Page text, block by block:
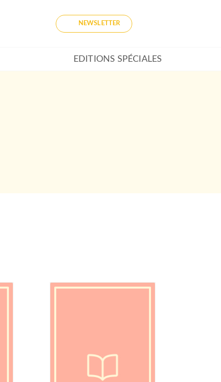
NEWSLETTER
EDITIONS SPÉCIALES